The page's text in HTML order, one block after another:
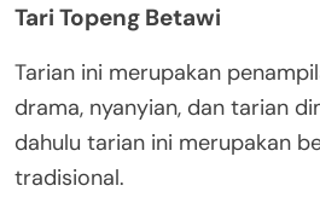
Tari Topeng Betawi
Tarian ini merupakan
drama, nyanyian, dan tarian
dahulu tarian ini merupakan
tradisional.